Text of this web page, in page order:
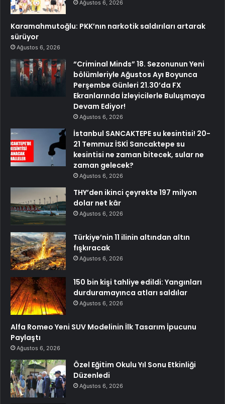
Ağustos 6, 2026
Karamahmutoğlu: PKK’nın narkotik saldırıları artarak
sürüyor
Ağustos 6, 2026
“Criminal Minds” 18. Sezonunun Yeni
bölümleriyle Ağustos Ayı Boyunca
Perşembe Günleri 21.30’da FX
Ekranlarında İzleyicilerle Buluşmaya
Devam Ediyor!
Ağustos 6, 2026
İstanbul SANCAKTEPE su kesintisi! 20-
21 Temmuz İSKİ Sancaktepe su
kesintisi ne zaman bitecek, sular ne
zaman gelecek?
Ağustos 6, 2026
THY’den ikinci çeyrekte 197 milyon
dolar net kâr
Ağustos 6, 2026
Türkiye’nin 11 ilinin altından altın
fışkıracak
Ağustos 6, 2026
150 bin kişi tahliye edildi: Yangınları
durduramayınca atları saldılar
Ağustos 6, 2026
Alfa Romeo Yeni SUV Modelinin İlk Tasarım İpucunu
Paylaştı
Ağustos 6, 2026
Özel Eğitim Okulu Yıl Sonu Etkinliği
Düzenledi
Ağustos 6, 2026